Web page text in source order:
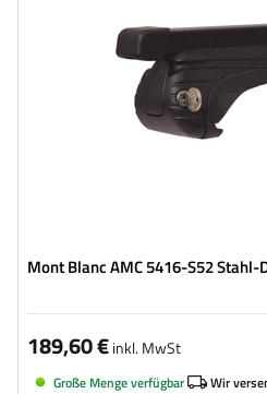
Mont Blanc AMC 5416-S52
189,60 €inkl. MwSt
Große Menge verfügbar Wir